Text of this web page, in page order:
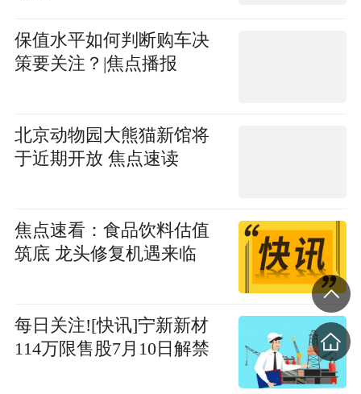
保值水平如何判断购车决
策要关注？|焦点播报
北京动物园大熊猫新馆将
于近期开放 焦点速读
焦点速看：食品饮料估值
筑底 龙头修复机遇来临
每日关注![快讯]宁新新材
114万限售股7月10日解禁